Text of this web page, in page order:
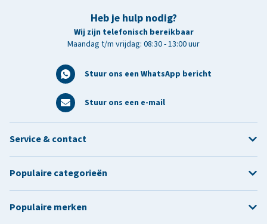
Heb je hulp nodig?
Wij zijn telefonisch bereikbaar
Maandag t/m vrijdag: 08:30 - 13:00 uur
Stuur ons een WhatsApp bericht
Stuur ons een e-mail
Service & contact
Populaire categorieën
Populaire merken